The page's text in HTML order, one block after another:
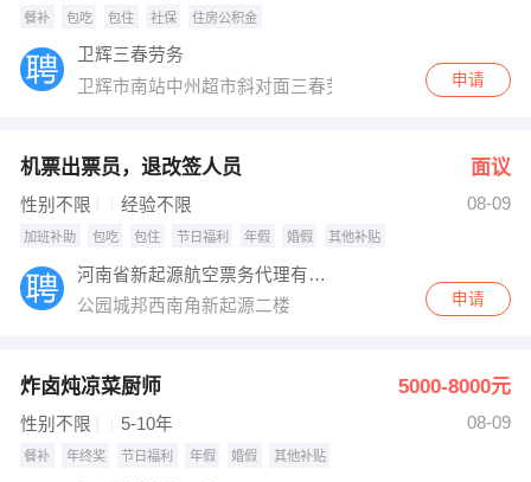
餐补 包吃 包住 社保 住房公积金
卫辉三春劳务
卫辉市南站中州超市斜对面三春劳务
申请
机票出票员，退改签人员 面议
性别不限 经验不限 08-09
加班补助 包吃 包住 节日福利 年假 婚假 其他补贴
河南省新起源航空票务代理有限公司
公园城邦西南角新起源二楼
申请
炸卤炖凉菜厨师 5000-8000元
性别不限 5-10年 08-09
餐补 年终奖 节日福利 年假 婚假 其他补贴